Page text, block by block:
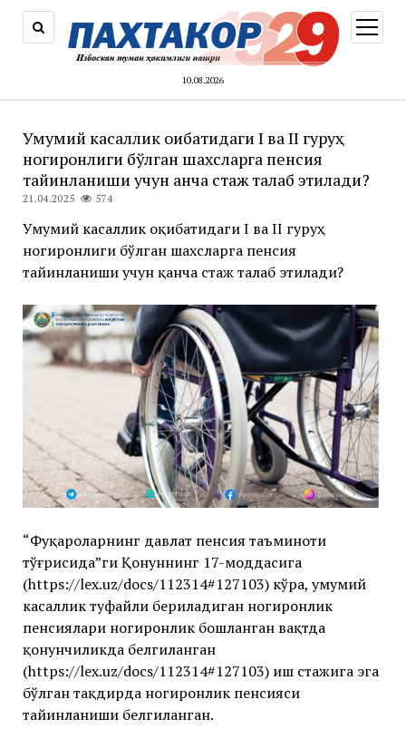
10.08.2026
меню
Умумий касаллик оқибатидаги I ва II гуруҳ
ногиронлиги бўлган шахсларга пенсия
тайинланиши учун қанча стаж талаб этилади?
21.04.2025 574
Умумий касаллик оқибатидаги I ва II гуруҳ
ногиронлиги бўлган шахсларга пенсия
тайинланиши учун қанча стаж талаб этилади?
“Фуқароларнинг давлат пенсия таъминоти
тўғрисида”ги Қонуннинг 17-моддасига
(https://lex.uz/docs/112314#127103) кўра, умумий
касаллик туфайли бериладиган ногиронлик
пенсиялари ногиронлик бошланган вақтда
қонунчиликда белгиланган
(https://lex.uz/docs/112314#127103) иш стажига эга
бўлган тақдирда ногиронлик пенсияси
тайинланиши белгиланган.